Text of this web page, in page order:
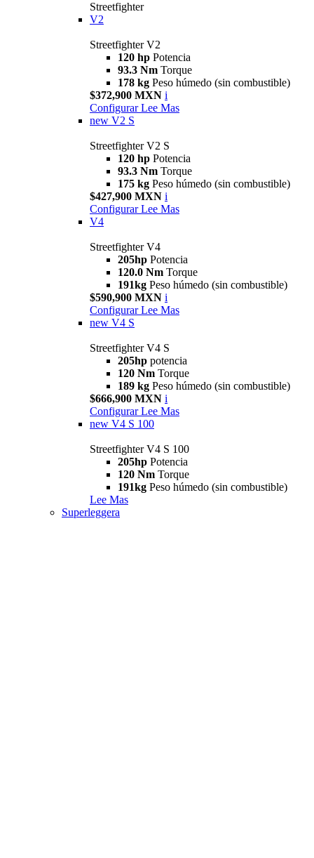
Streetfighter
V2
Streetfighter V2
120 hp Potencia
93.3 Nm Torque
178 kg Peso húmedo (sin combustible)
$372,900 MXN i
Configurar Lee Mas
new V2 S
Streetfighter V2 S
120 hp Potencia
93.3 Nm Torque
175 kg Peso húmedo (sin combustible)
$427,900 MXN i
Configurar Lee Mas
V4
Streetfighter V4
205hp Potencia
120.0 Nm Torque
191kg Peso húmedo (sin combustible)
$590,900 MXN i
Configurar Lee Mas
new V4 S
Streetfighter V4 S
205hp potencia
120 Nm Torque
189 kg Peso húmedo (sin combustible)
$666,900 MXN i
Configurar Lee Mas
new V4 S 100
Streetfighter V4 S 100
205hp Potencia
120 Nm Torque
191kg Peso húmedo (sin combustible)
Lee Mas
Superleggera